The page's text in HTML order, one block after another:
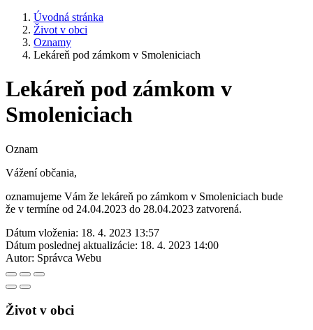
Úvodná stránka
Život v obci
Oznamy
Lekáreň pod zámkom v Smoleniciach
Lekáreň pod zámkom v
Smoleniciach
Oznam
Vážení občania,
oznamujeme Vám že lekáreň po zámkom v Smoleniciach bude
že v termíne od 24.04.2023 do 28.04.2023 zatvorená.
Dátum vloženia: 18. 4. 2023 13:57
Dátum poslednej aktualizácie: 18. 4. 2023 14:00
Autor: Správca Webu
Život v obci